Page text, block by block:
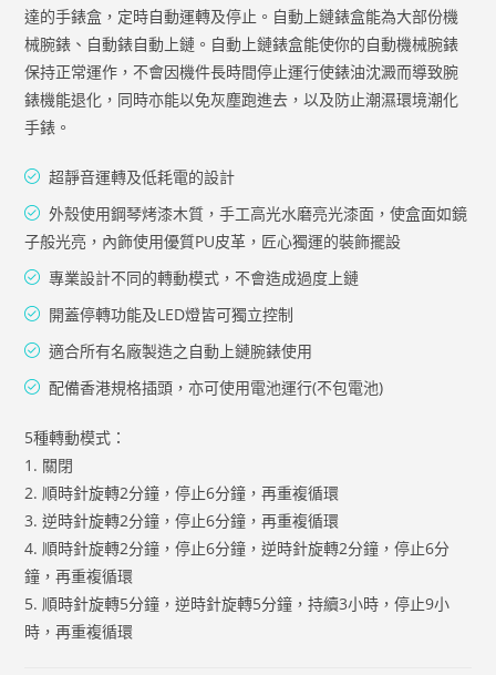
達的手錶盒，定時自動運轉及停止。自動上鏈錶盒能為大部份機
械腕錶、自動錶自動上鏈。自動上鏈錶盒能使你的自動機械腕錶
保持正常運作，不會因機件長時間停止運行使錶油沈澱而導致腕
錶機能退化，同時亦能以免灰塵跑進去，以及防止潮濕環境潮化
手錶。
超靜音運轉及低耗電的設計
外殼使用鋼琴烤漆木質，手工高光水磨亮光漆面，使盒面如鏡
子般光亮，內飾使用優質PU皮革，匠心獨運的裝飾擺設
專業設計不同的轉動模式，不會造成過度上鏈
開蓋停轉功能及LED燈皆可獨立控制
適合所有名廠製造之自動上鏈腕錶使用
配備香港規格插頭，亦可使用電池運行(不包電池)
5種轉動模式：
1. 關閉
2. 順時針旋轉2分鐘，停止6分鐘，再重複循環
3. 逆時針旋轉2分鐘，停止6分鐘，再重複循環
4. 順時針旋轉2分鐘，停止6分鐘，逆時針旋轉2分鐘，停止6分
鐘，再重複循環
5. 順時針旋轉5分鐘，逆時針旋轉5分鐘，持續3小時，停止9小
時，再重複循環